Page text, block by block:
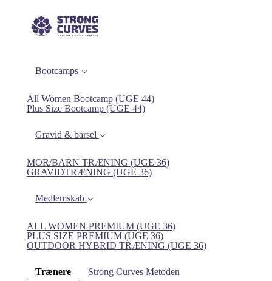
Bootcamps
All Women Bootcamp (UGE 44)
Plus Size Bootcamp (UGE 44)
Gravid & barsel
MOR/BARN TRÆNING (UGE 36)
GRAVIDTRÆNING (UGE 36)
Medlemskab
ALL WOMEN PREMIUM (UGE 36)
PLUS SIZE PREMIUM (UGE 36)
OUTDOOR HYBRID TRÆNING (UGE 36)
Trænere(current)Strong Curves Metoden